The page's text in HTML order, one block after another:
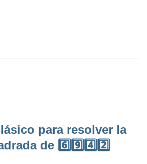
para resolver la
de 6️⃣9️⃣4️⃣2️⃣